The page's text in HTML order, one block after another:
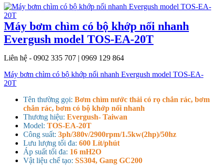
Máy bơm chìm có bộ khớp nối nhanh
Evergush model TOS-EA-20T
Liên hệ - 0902 335 707 | 0969 129 864
Máy bơm chìm có bộ khớp nối nhanh Evergush model TOS-EA-
20T
Tên thường gọi: Bơm chìm nước thải có rọ chắn rác, bơm
chắn rác, bơm có bộ khớp nối nhanh
Thương hiệu: Evergush- Taiwan
Model: TOS-EA-20T
Công suất: 3ph/380v/2900rpm/1.5kw(2hp)/50hz
Lưu lượng tối đa: 600 Lít/phút
Áp suất tối đa: 16 mH2O
Vật liệu chế tạo: SS304, Gang GC200